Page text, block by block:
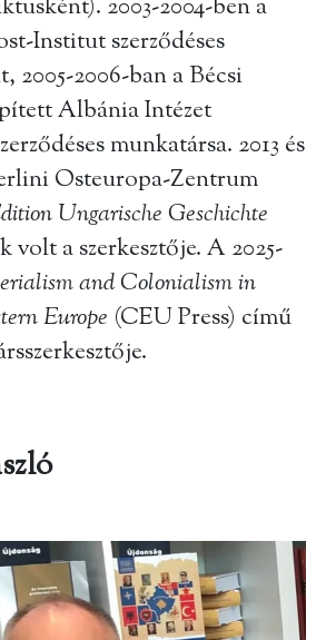
2003-2004-ben a
Institut szerződéses
2005-2006-ban a Bécsi
Albánia Intézet
munkatársa. 2013 és
Osteuropa-Zentrum
Ungarische Geschichte
volt a szerkesztője. A 2025-
and Colonialism in
Europe (CEU Press) című